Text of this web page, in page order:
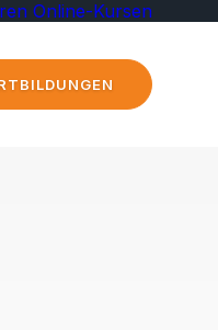
Online-Kursen